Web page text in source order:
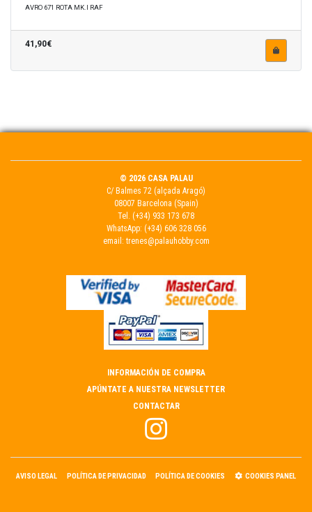
AVRO 671 ROTA MK.I RAF
41,90€
© 2026 CASA PALAU
C/ Balmes 72 (alçada Aragó)
08007 Barcelona (Spain)
Tel. (+34) 933 173 678
WhatsApp: (+34) 606 328 056
email: trenes@palauhobby.com
INFORMACIÓN DE COMPRA
APÚNTATE A NUESTRA NEWSLETTER
CONTACTAR
AVISO LEGAL POLÍTICA DE PRIVACIDAD POLÍTICA DE COOKIES COOKIES PANEL